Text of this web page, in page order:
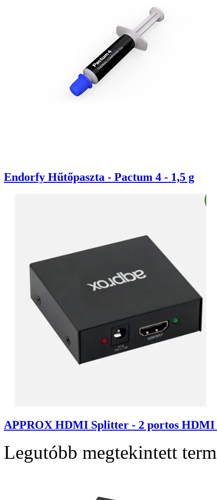
Endorfy Hűtőpaszta - Pactum 4 - 1,5 g
APPROX HDMI Splitter - 2 portos HDMI
Legutóbb megtekintett